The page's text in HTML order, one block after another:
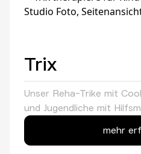
Trix
Unser Reha-Trike mit
und Jugendliche mit
mehr